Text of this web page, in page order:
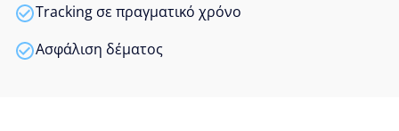
Tracking σε πραγματικό χρόνο
Ασφάλιση δέματος